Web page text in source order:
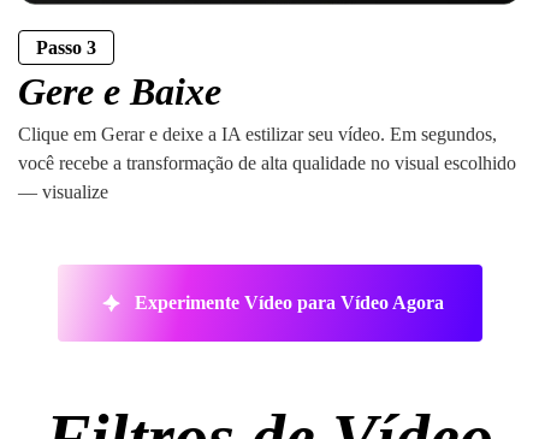
Passo 3
Gere e Baixe
Clique em Gerar e deixe a IA estilizar seu vídeo. Em segundos,
você recebe a transformação de alta qualidade no visual escolhido
— visualize
Experimente Vídeo para Vídeo Agora